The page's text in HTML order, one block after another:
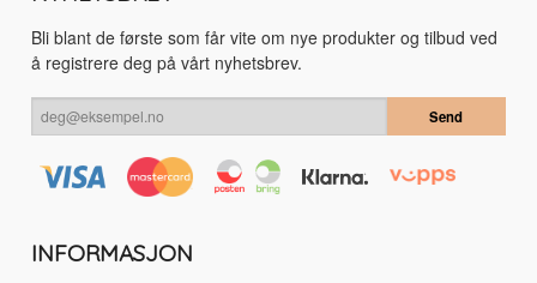
Bli blant de første som får vite om nye produkter og tilbud ved
å registrere deg på vårt nyhetsbrev.
INFORMASJON